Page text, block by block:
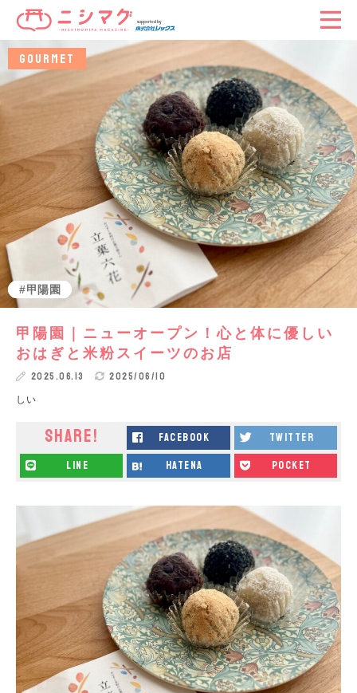
グルメ
甲陽園
GOURMET
甲陽園｜ニューオープン！心と体に優しい
おはぎと米粉スイーツのお店
2025.06.13 2025/06/10
しい
SHARE! facebook twitter
line hatena pocket